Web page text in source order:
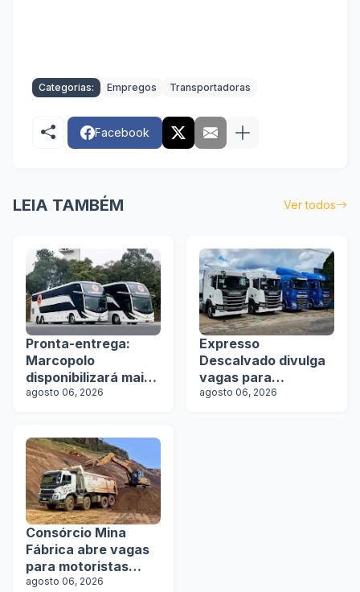
Categorias: Empregos Transportadoras
Facebook
LEIA TAMBÉM Ver todos
Pronta-entrega:
Marcopolo
disponibilizará mais
de 100 ônibus para
agosto 06, 2026
Expresso
Descalvado divulga
vagas para
motoristas
agosto 06, 2026
Consórcio Mina
Fábrica abre vagas
para motoristas
categoria D
agosto 06, 2026